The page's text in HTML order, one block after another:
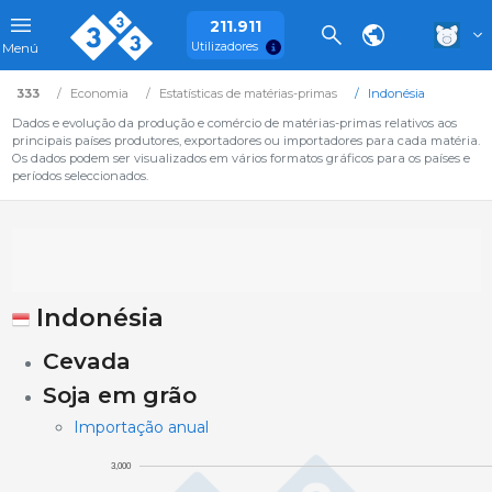
Menú
211.911
Utilizadores
333 Economia Estatísticas de matérias-primas
Indonésia
Dados e evolução da produção e comércio de matérias-primas relativos aos
principais países produtores, exportadores ou importadores para cada matéria.
Os dados podem ser visualizados em vários formatos gráficos para os países e
períodos seleccionados.
Indonésia
Cevada
Soja em grão
Importação anual
3,000